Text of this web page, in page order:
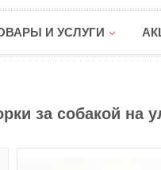
И УСЛУГИ
за собакой на